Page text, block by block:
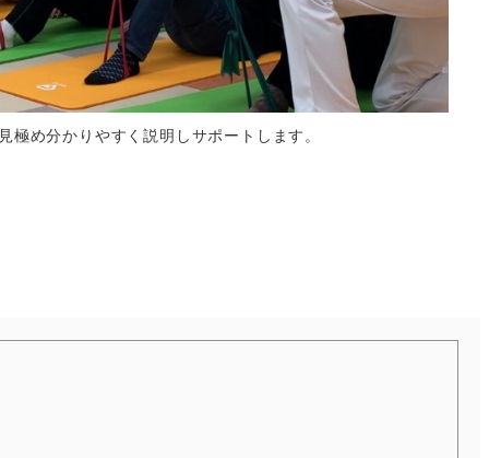
極め分かりやすく説明しサポートします。